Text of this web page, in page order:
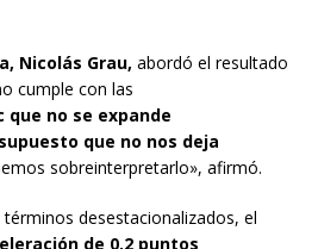
Nicolás Grau, abordó el resultado
cumple con las
que no se expande
que no nos deja
sobreinterpretarlo», afirmó.
desestacionalizados, el
de 0,2 puntos